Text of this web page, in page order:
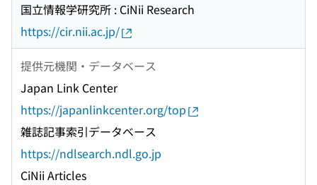
国立情報学研究所 : CiNii Research
https://cir.nii.ac.jp/
提供元機関・データベース
Japan Link Center
https://japanlinkcenter.org/top
雑誌記事索引データベース
https://ndlsearch.ndl.go.jp
CiNii Articles